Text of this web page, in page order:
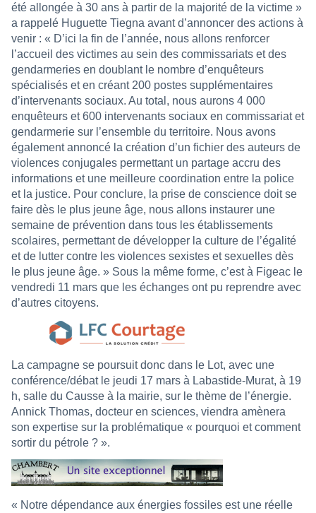
été allongée à 30 ans à partir de la majorité de la victime »
a rappelé Huguette Tiegna avant d’annoncer des actions à
venir : « D’ici la fin de l’année, nous allons renforcer
l’accueil des victimes au sein des commissariats et des
gendarmeries en doublant le nombre d’enquêteurs
spécialisés et en créant 200 postes supplémentaires
d’intervenants sociaux. Au total, nous aurons 4 000
enquêteurs et 600 intervenants sociaux en commissariat et
gendarmerie sur l’ensemble du territoire. Nous avons
également annoncé la création d’un fichier des auteurs de
violences conjugales permettant un partage accru des
informations et une meilleure coordination entre la police
et la justice. Pour conclure, la prise de conscience doit se
faire dès le plus jeune âge, nous allons instaurer une
semaine de prévention dans tous les établissements
scolaires, permettant de développer la culture de l’égalité
et de lutter contre les violences sexistes et sexuelles dès
le plus jeune âge. » Sous la même forme, c’est à Figeac le
vendredi 11 mars que les échanges ont pu reprendre avec
d’autres citoyens.
La campagne se poursuit donc dans le Lot, avec une
conférence/débat le jeudi 17 mars à Labastide-Murat, à 19
h, salle du Causse à la mairie, sur le thème de l’énergie.
Annick Thomas, docteur en sciences, viendra amènera
son expertise sur la problématique « pourquoi et comment
sortir du pétrole ? ».
« Notre dépendance aux énergies fossiles est une réelle